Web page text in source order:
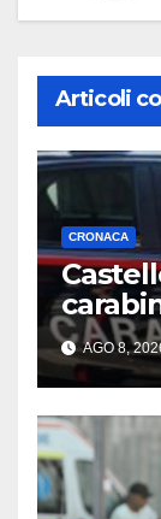
Articoli
CRONACA
AGO 8,